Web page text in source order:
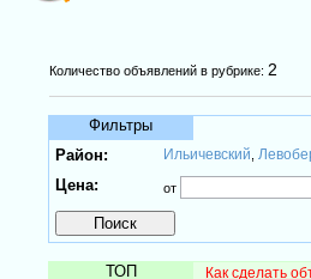
Количество объявлений в рубрике: 2
Фильтры
Район:
Ильичевский
Цена: от
ТОП Как сделать